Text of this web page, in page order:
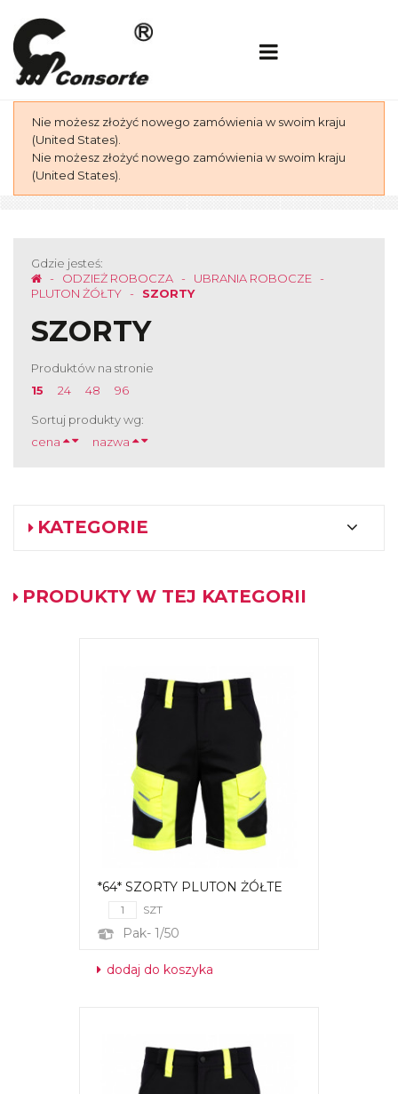
Nie możesz złożyć nowego zamówienia w swoim kraju
(United States).
Nie możesz złożyć nowego zamówienia w swoim kraju
(United States).
Gdzie jesteś:
ODZIEŻ ROBOCZA
UBRANIA ROBOCZE
PLUTON ŻÓŁTY
SZORTY
SZORTY
Produktów na stronie
15
24 48 96
Sortuj produkty wg:
cena
nazwa
KATEGORIE
PRODUKTY W TEJ KATEGORII
*64* SZORTY PLUTON ŻÓŁTE
SZT
Pak- 1/50
dodaj do koszyka